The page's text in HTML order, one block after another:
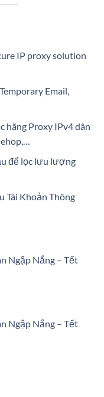
IP proxy solution
Email,
hãng Proxy IPv4 dân
để lọc lưu lượng
Tài Khoản Thông
Ngập Nắng – Tết
Ngập Nắng – Tết